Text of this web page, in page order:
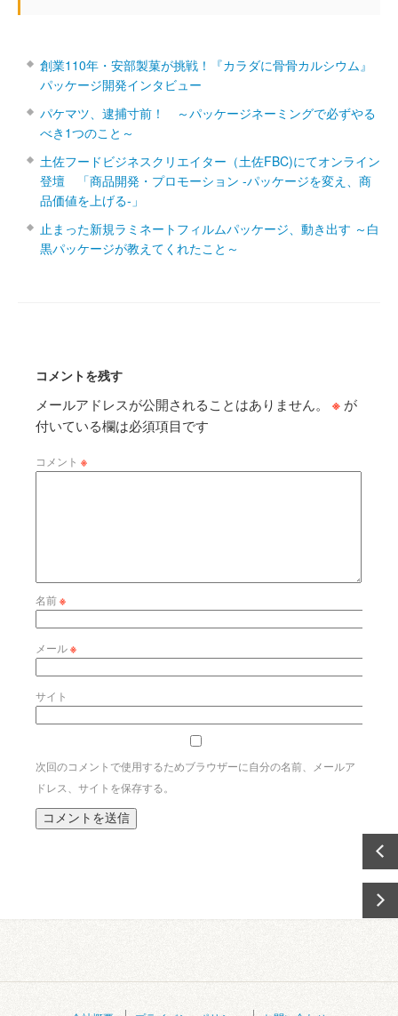
創業110年・安部製菓が挑戦！『カラダに骨骨カルシウム』
パッケージ開発インタビュー
パケマツ、逮捕寸前！ ～パッケージネーミングで必ずやる
べき1つのこと～
土佐フードビジネスクリエイター（土佐FBC)にてオンライン
登壇 「商品開発・プロモーション ‐パッケージを変え、商
品価値を上げる‐」
止まった新規ラミネートフィルムパッケージ、動き出す ～白
黒パッケージが教えてくれたこと～
コメントを残す
メールアドレスが公開されることはありません。 ※ が
付いている欄は必須項目です
コメント ※
名前※
メール※
サイト
次回のコメントで使用するためブラウザーに自分の名前、メールア
ドレス、サイトを保存する。